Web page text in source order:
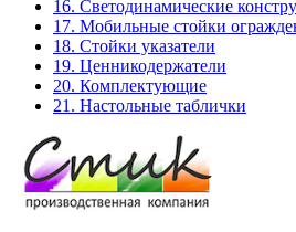
16. Светодинамические
17. Мобильные стойки
18. Стойки указатели
19. Ценникодержатели
20. Комплектующие
21. Настольные таблички